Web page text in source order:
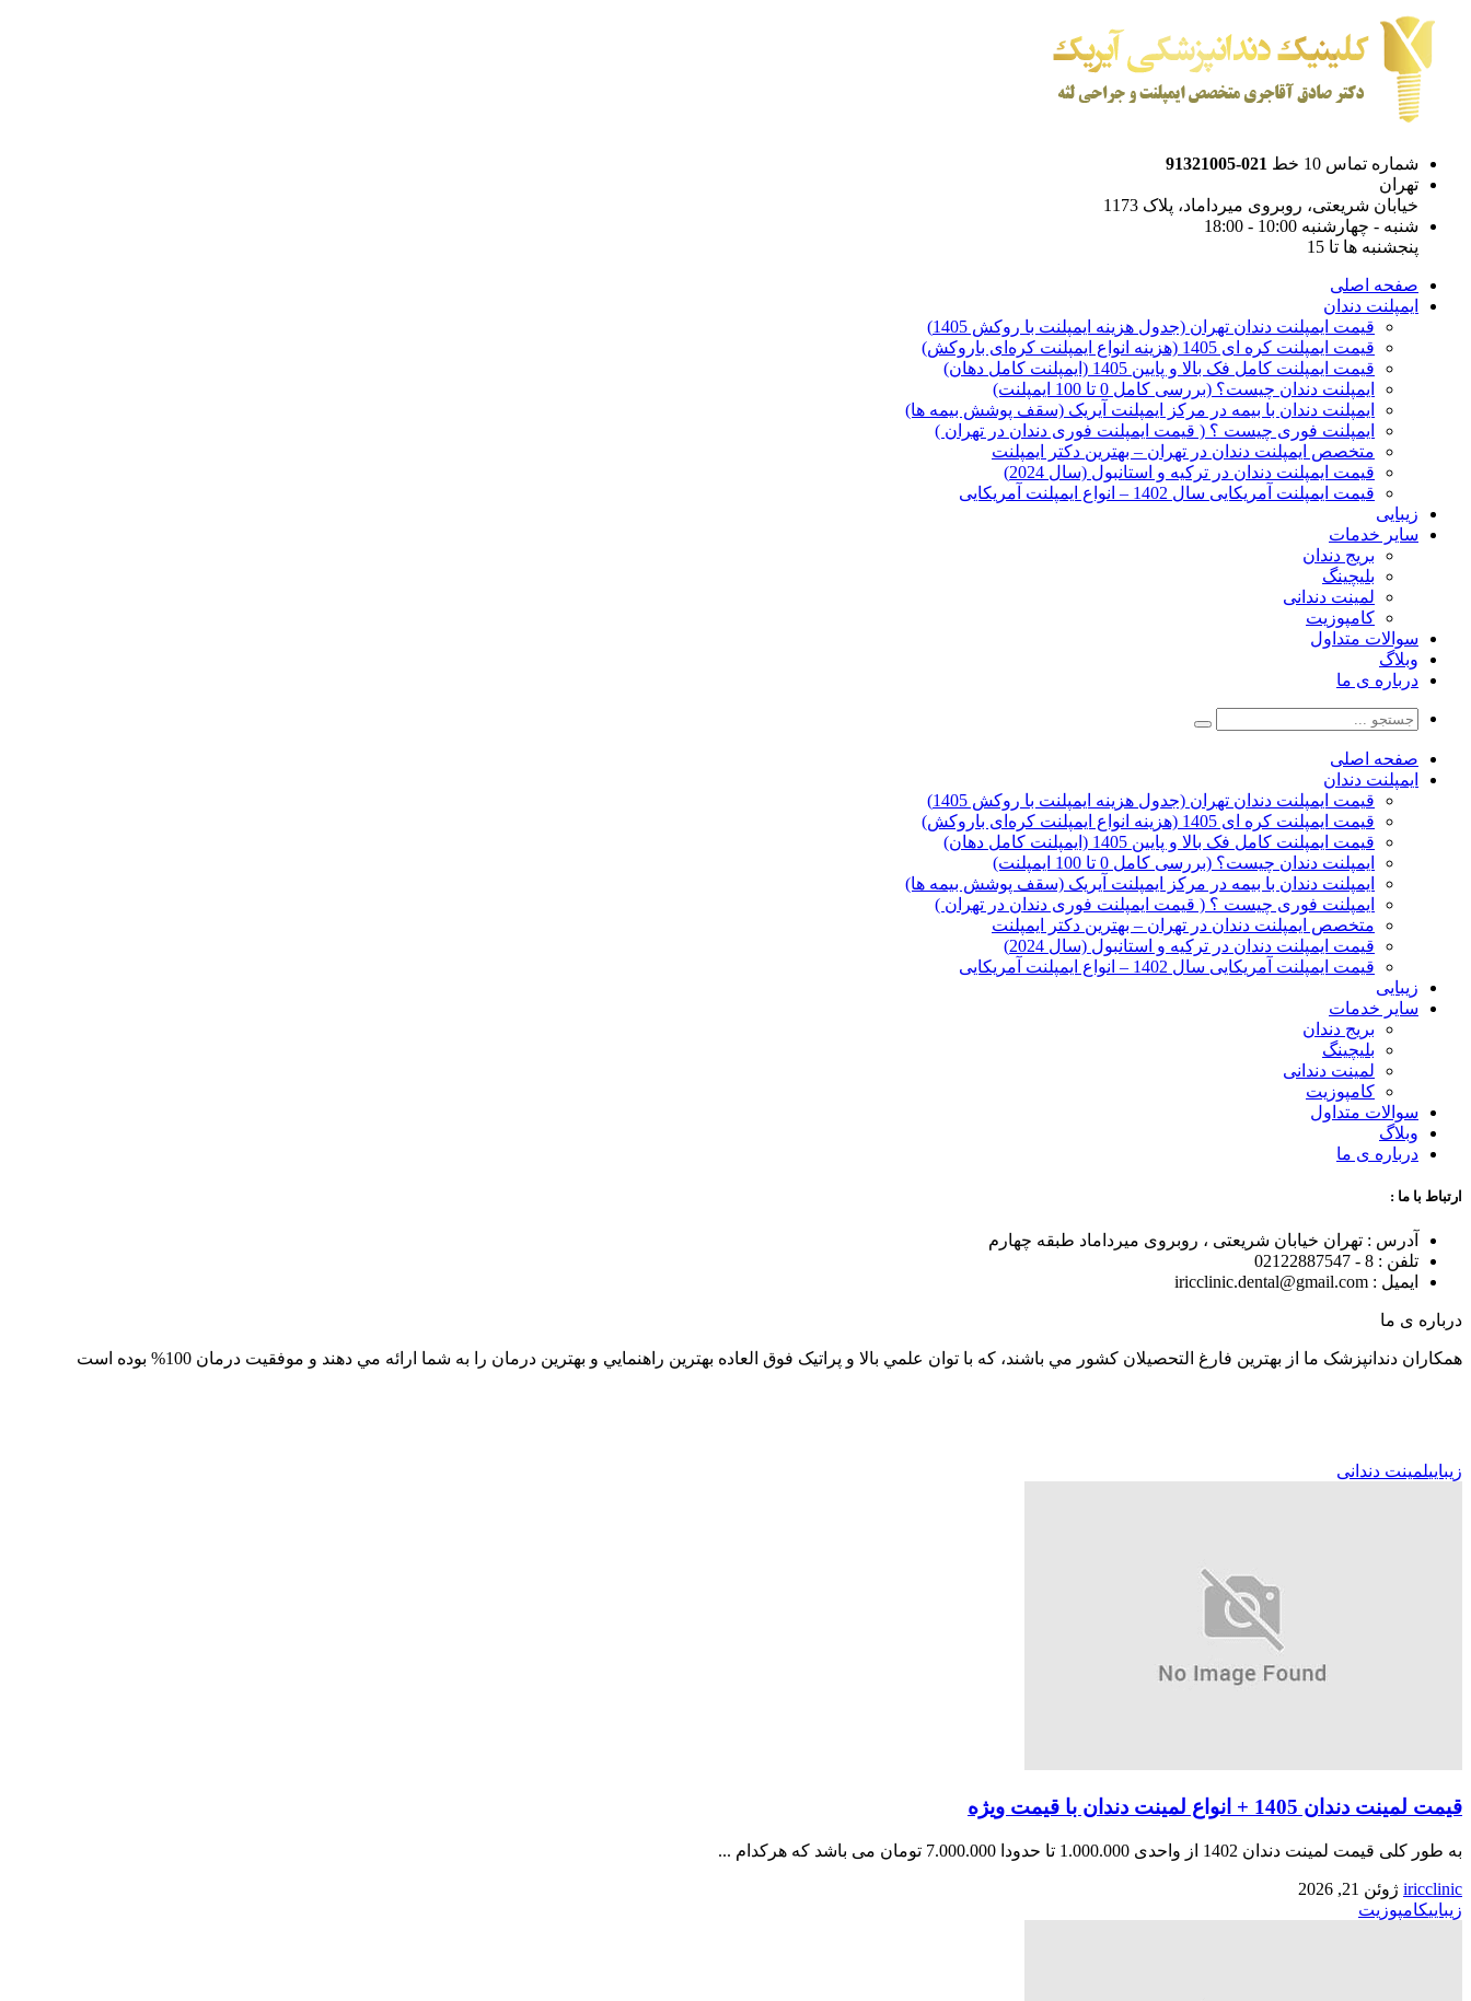
شماره تماس 10 خط
021-91321005
تهران
خیابان شریعتی، روبروی میرداماد، پلاک 1173
شنبه - چهارشنبه 10:00 - 18:00
پنجشنبه ها تا 15
صفحه اصلی
ایمپلنت دندان
قیمت ایمپلنت دندان تهران (جدول هزینه ایمپلنت با روکش 1405)
قیمت ایمپلنت کره ای‌ 1405 (هزینه انواع ایمپلنت کره‌ای با‌روکش)
قیمت ایمپلنت کامل فک بالا و پایین 1405 (ایمپلنت کامل دهان)
ایمپلنت دندان چیست؟ (بررسی کامل 0 تا 100 ایمپلنت)
ایمپلنت دندان با بیمه در مرکز ایمپلنت آیریک (سقف پوشش بیمه ها)
ایمپلنت فوری چیست ؟ ( قیمت ایمپلنت فوری دندان در تهران )
متخصص ایمپلنت دندان در تهران – بهترین دکتر ایمپلنت
قیمت ایمپلنت دندان در ترکیه و استانبول (سال 2024)
قیمت ایمپلنت آمریکایی سال 1402 – انواع ایمپلنت آمریکایی
زیبایی
سایر خدمات
بریج دندان
بلیچینگ
لمینت دندانی
کامپوزیت
سوالات متداول
وبلاگ
درباره ی ما
صفحه اصلی
ایمپلنت دندان
قیمت ایمپلنت دندان تهران (جدول هزینه ایمپلنت با روکش 1405)
قیمت ایمپلنت کره ای‌ 1405 (هزینه انواع ایمپلنت کره‌ای با‌روکش)
قیمت ایمپلنت کامل فک بالا و پایین 1405 (ایمپلنت کامل دهان)
ایمپلنت دندان چیست؟ (بررسی کامل 0 تا 100 ایمپلنت)
ایمپلنت دندان با بیمه در مرکز ایمپلنت آیریک (سقف پوشش بیمه ها)
ایمپلنت فوری چیست ؟ ( قیمت ایمپلنت فوری دندان در تهران )
متخصص ایمپلنت دندان در تهران – بهترین دکتر ایمپلنت
قیمت ایمپلنت دندان در ترکیه و استانبول (سال 2024)
قیمت ایمپلنت آمریکایی سال 1402 – انواع ایمپلنت آمریکایی
زیبایی
سایر خدمات
بریج دندان
بلیچینگ
لمینت دندانی
کامپوزیت
سوالات متداول
وبلاگ
درباره ی ما
ارتباط با ما :
آدرس : تهران خیابان شریعتی ، روبروی میرداماد طبقه چهارم
تلفن : 8 - 02122887547
ایمیل : iricclinic.dental@gmail.com
درباره ی ما
همکاران دندانپزشک ما از بهترين فارغ التحصيلان کشور مي باشند، که با توان علمي بالا و پراتيک فوق العاده بهترين راهنمايي و بهترين درمان را به شما ارائه مي دهند و موفقيت درمان 100% بوده است
زیباییلمینت دندانی
قیمت لمینت دندان 1405 + انواع لمینت دندان با قیمت ویژه
به طور کلی قیمت لمینت دندان 1402 از واحدی 1.000.000 تا حدودا 7.000.000 تومان می باشد که هرکدام ...
iricclinic ژوئن 21, 2026
زیباییکامپوزیت